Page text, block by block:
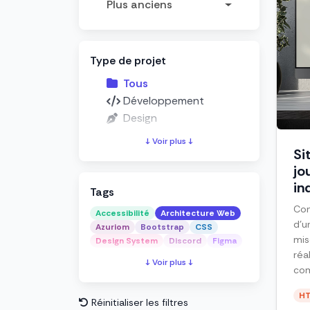
Plus anciens
Type de projet
Tous
Développement
Design
↓ Voir plus ↓
Tags
Accessibilité
Architecture Web
Azuriom
Bootstrap
CSS
Design System
Discord
Figma
↓ Voir plus ↓
Réinitialiser les filtres